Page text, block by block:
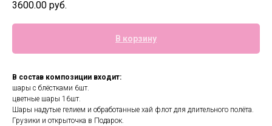
3600.00 руб.
В корзину
В состав композиции входит:
шары с блёстками 6шт.
цветные шары 16шт.
Шары надутые гелием и обработанные хай флот для длительного полёта.
Грузики и открыточка в Подарок.